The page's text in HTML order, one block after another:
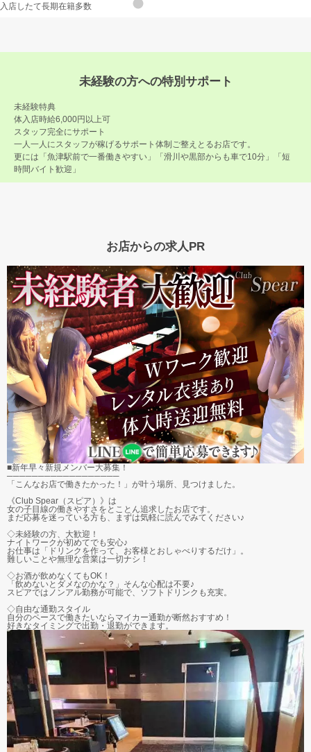
入店したて長期在籍多数
未経験の方への特別サポート
未経験特典
体入店時給6,000円以上可
スタッフ完全にサポート
一人一人にスタッフが稼げるサポート体制ご整えとるお店です。
更には「魚津駅前で一番働きやすい」「滑川や黒部からも車で10分」「短
時間バイト歓迎」
お店からの求人PR
■新年早々新規メンバー大募集！
──────────────────
「こんなお店で働きたかった！」が叶う場所、見つけました。
《Club Spear（スピア）》は
女の子目線の働きやすさをとことん追求したお店です。
まだ応募を迷っている方も、まずは気軽に読んでみてください♪
◇未経験の方、大歓迎！
ナイトワークが初めてでも安心♪
お仕事は「ドリンクを作って、お客様とおしゃべりするだけ」。
難しいことや無理な営業は一切ナシ！
◇お酒が飲めなくてもOK！
「飲めないとダメなのかな？」そんな心配は不要♪
スピアではノンアル勤務が可能で、ソフトドリンクも充実。
◇自由な通勤スタイル
自分のペースで働きたいならマイカー通勤が断然おすすめ！
好きなタイミングで出勤・退勤ができます。